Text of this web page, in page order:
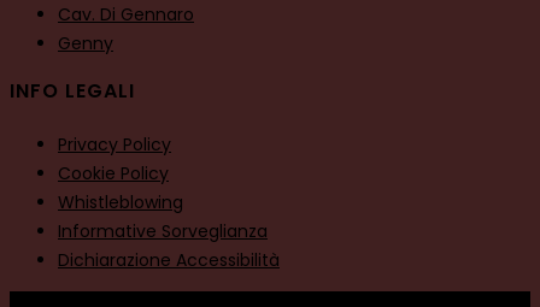
Cav. Di Gennaro
Genny
INFO LEGALI
Privacy Policy
Cookie Policy
Whistleblowing
Informative Sorveglianza
Dichiarazione Accessibilità